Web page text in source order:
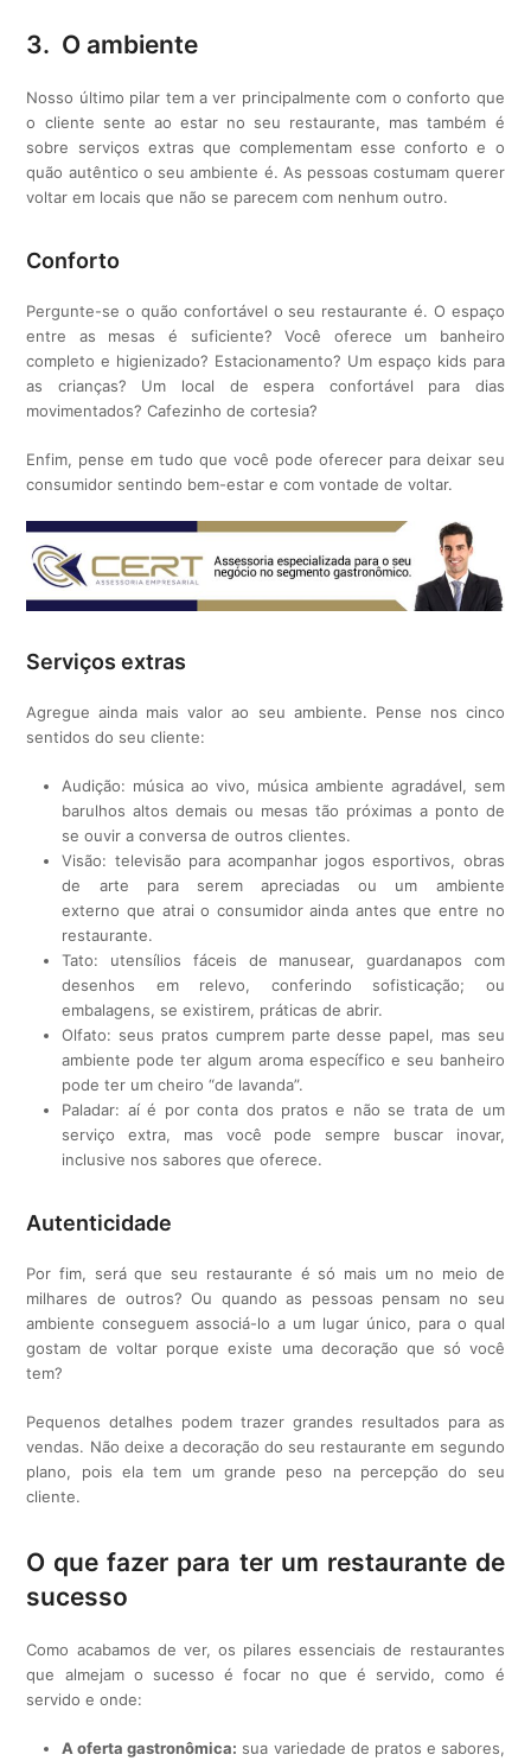
3. O ambiente
Nosso último pilar tem a ver principalmente com o conforto que
o cliente sente ao estar no seu restaurante, mas também é
sobre serviços extras que complementam esse conforto e o
quão autêntico o seu ambiente é. As pessoas costumam querer
voltar em locais que não se parecem com nenhum outro.
Conforto
Pergunte-se o quão confortável o seu restaurante é. O espaço
entre as mesas é suficiente? Você oferece um banheiro
completo e higienizado? Estacionamento? Um espaço kids para
as crianças? Um local de espera confortável para dias
movimentados? Cafezinho de cortesia?
Enfim, pense em tudo que você pode oferecer para deixar seu
consumidor sentindo bem-estar e com vontade de voltar.
Serviços extras
Agregue ainda mais valor ao seu ambiente. Pense nos cinco
sentidos do seu cliente:
Audição: música ao vivo, música ambiente agradável, sem
barulhos altos demais ou mesas tão próximas a ponto de
se ouvir a conversa de outros clientes.
Visão: televisão para acompanhar jogos esportivos, obras
de arte para serem apreciadas ou um ambiente
externo que atrai o consumidor ainda antes que entre no
restaurante.
Tato: utensílios fáceis de manusear, guardanapos com
desenhos em relevo, conferindo sofisticação; ou
embalagens, se existirem, práticas de abrir.
Olfato: seus pratos cumprem parte desse papel, mas seu
ambiente pode ter algum aroma específico e seu banheiro
pode ter um cheiro “de lavanda”.
Paladar: aí é por conta dos pratos e não se trata de um
serviço extra, mas você pode sempre buscar inovar,
inclusive nos sabores que oferece.
Autenticidade
Por fim, será que seu restaurante é só mais um no meio de
milhares de outros? Ou quando as pessoas pensam no seu
ambiente conseguem associá-lo a um lugar único, para o qual
gostam de voltar porque existe uma decoração que só você
tem?
Pequenos detalhes podem trazer grandes resultados para as
vendas. Não deixe a decoração do seu restaurante em segundo
plano, pois ela tem um grande peso na percepção do seu
cliente.
O que fazer para ter um restaurante de
sucesso
Como acabamos de ver, os pilares essenciais de restaurantes
que almejam o sucesso é focar no que é servido, como é
servido e onde:
A oferta gastronômica: sua variedade de pratos e sabores,